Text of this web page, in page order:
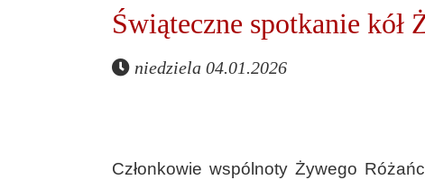
Świąteczne spotkanie kół
niedziela 04.01.2026
Członkowie wspólnoty Żywego